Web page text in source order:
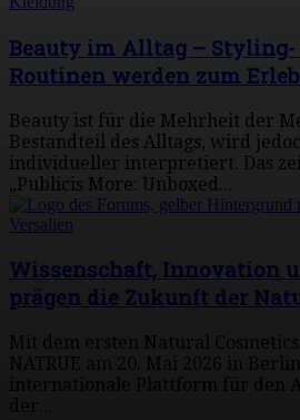
Beauty im Alltag – Styling-
Routinen werden zum
Beauty ist für die Mehrheit der
Bestandteil des Alltags, wird
individueller interpretiert. Das
„Publicis More: Unboxed...
Wissenschaft, Innovation
prägen die Zukunft der
Mit dem ersten Natural
NATRUE am 20. Mai 2026 in